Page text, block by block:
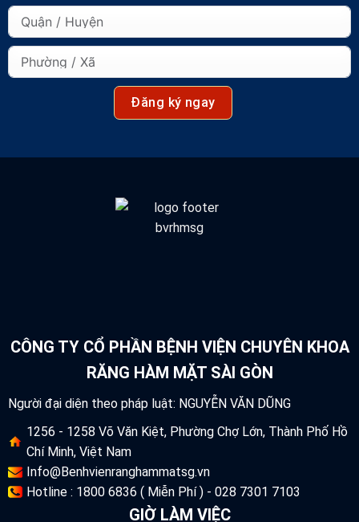
Đăng ký ngay
CÔNG TY CỔ PHẦN BỆNH VIỆN CHUYÊN KHOA
RĂNG HÀM MẶT SÀI GÒN
Người đại diện theo pháp luật: NGUYỄN VĂN DŨNG
1256 - 1258 Võ Văn Kiệt, Phường Chợ Lớn, Thành Phố Hồ
Chí Minh, Việt Nam
Info@Benhvienranghammatsg.vn
Hotline : 1800 6836 ( Miễn Phí ) - 028 7301 7103
GIỜ LÀM VIỆC